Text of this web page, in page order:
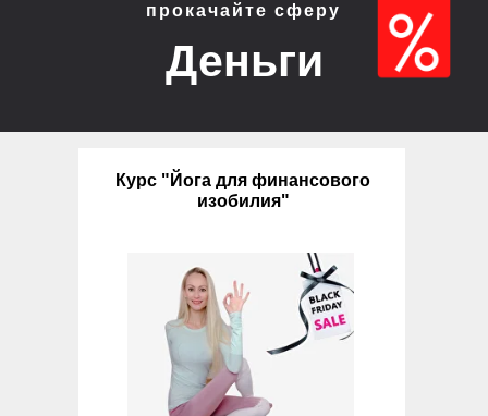
Деньги
прокачайте сферу
Курс "Йога для финансового
изобилия"